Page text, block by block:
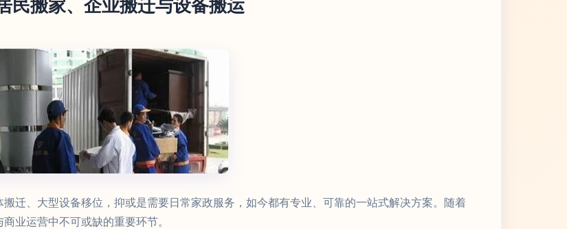
民搬家、企业搬迁与设备搬运
迁、大型设备移位，抑或是需要日常家政服务，如今都有专业、可靠的一站式解决方案。随着
业运营中不可或缺的重要环节。